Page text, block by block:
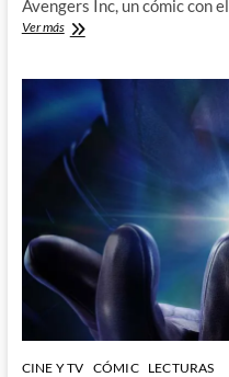
Avengers Inc, un cómic con
Ver másAdiós
hola
de
nuevo
a
conocido
CINE Y TV CÓMIC LECTURAS